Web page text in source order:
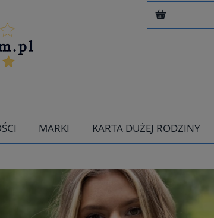
MARKI KARTA DUŻEJ RODZINY